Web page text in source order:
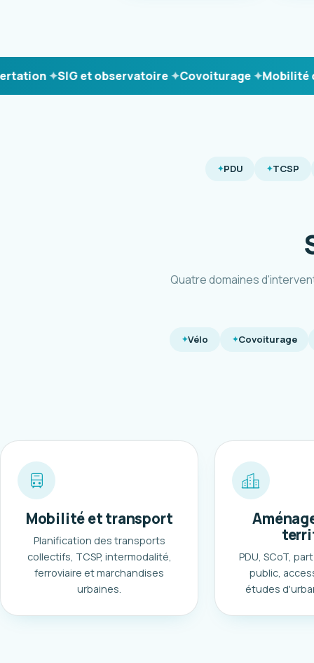
SIG et observatoire Covoiturage Mobilité
PDU TCSP
Quatre domaines
Vélo Covoiturage
Mobilité et transport
Planification des transports
collectifs, TCSP, intermodalité,
ferroviaire et marchandises
urbaines.
PDU, SCoT,
public,
études